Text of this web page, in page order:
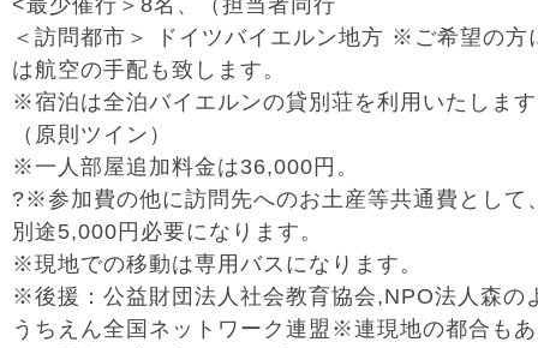
<最少催行＞8名、（担当者同行
＜訪問都市＞ ドイツバイエルン地方 ※ご希望の方
は航空の手配も致します。
※宿泊は全泊バイエルンの貸別荘を利用いたしま
（原則ツイン）
※一人部屋追加料金は36,000円。
?※参加費の他に訪問先へのお土産等共通費として
別途5,000円必要になります。
※現地での移動は専用バスになります。
※後援：公益財団法人社会教育協会,NPO法人森の
うちえん全国ネットワーク連盟※連現地の都合もあ